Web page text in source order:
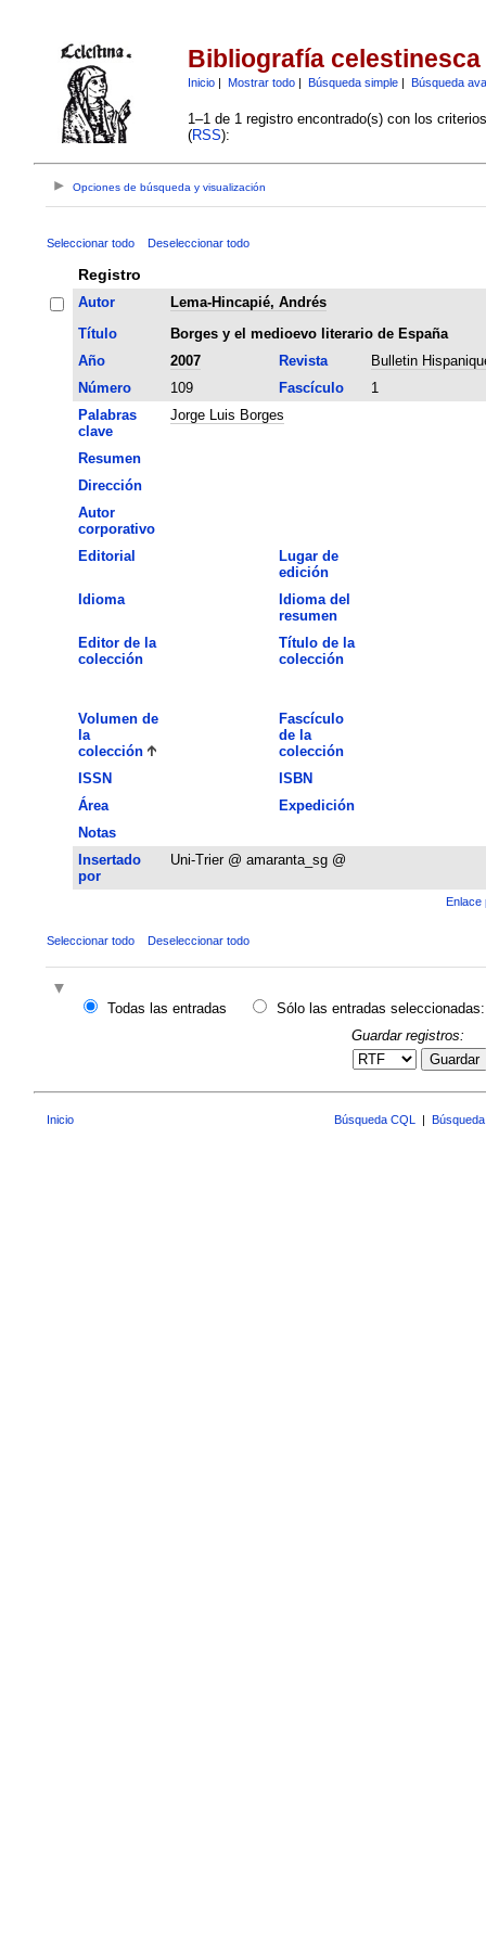
Bibliografía celestinesca
Inicio| Mostrar todo| Búsqueda simple| Búsqueda
1–1 de 1 registro encontrado(s) con los
(RSS):
Opciones de búsqueda y visualización
Seleccionar todo Deseleccionar todo
Registro
Autor
Lema-Hincapié, Andrés
Título
Borges y el medioevo literario de España
Año
2007 Revista
Bulletin
Número
109 Fascículo
1
Palabras
clave
Jorge Luis Borges
Resumen
Dirección
Autor
corporativo
Editorial
Lugar de
edición
Idioma
Idioma del
resumen
Editor de la
colección
Título de la
colección
Volumen de
la
colección
Fascículo
de la
colección
ISSN
ISBN
Área
Expedición
Notas
Insertado
por
Uni-Trier @ amaranta_sg @
Enlace
Seleccionar todo Deseleccionar todo
Todas las entradas
Sólo las entradas seleccionadas:
Guardar registros:
Guardar
Inicio Búsqueda CQL